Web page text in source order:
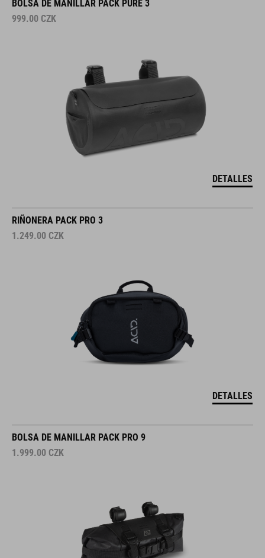
BOLSA DE MANILLAR PACK PURE 3
999.00 CZK
DETALLES
RIÑONERA PACK PRO 3
1.249.00 CZK
DETALLES
BOLSA DE MANILLAR PACK PRO 9
1.999.00 CZK